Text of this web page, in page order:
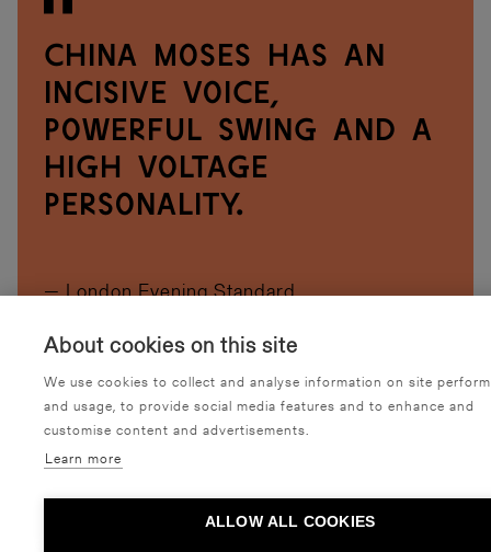
About cookies on this site
We use cookies to collect and analyse information on site
and usage, to provide social media features and to enhance and
customise content and advertisements.
Learn more
ALLOW ALL COOKIES
China Moses has an
incisive voice,
powerful swing and a
high voltage
personality.
— London Evening Standard
OSTA LIPPUJA
utustu myös näihin